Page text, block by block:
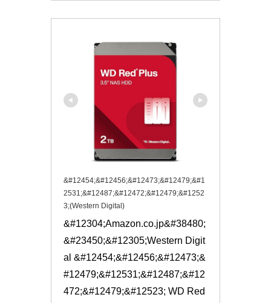
&#12454;&#12456;&#12473;&#12479;&#1
2531;&#12487;&#12472;&#12479;&#1252
3;(Western Digital)
&#12304;Amazon.co.jp&#38480;
&#23450;&#12305;Western Digit
al &#12454;&#12456;&#12473;&
#12479;&#12531;&#12487;&#12
472;&#12479;&#12523; WD Red